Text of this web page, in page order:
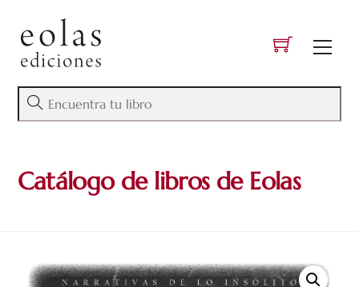
content
Catálogo de libros de Eolas